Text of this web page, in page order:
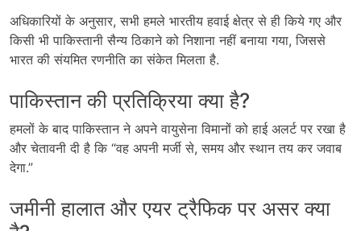
अधिकारियों के अनुसार, सभी हमले भारतीय हवाई क्षेत्र से ही किये गए और
किसी भी पाकिस्तानी सैन्य ठिकाने को निशाना नहीं बनाया गया, जिससे
भारत की संयमित रणनीति का संकेत मिलता है.
पाकिस्तान की प्रतिक्रिया क्या है?
हमलों के बाद पाकिस्तान ने अपने वायुसेना विमानों को हाई अलर्ट पर रखा है
और चेतावनी दी है कि “वह अपनी मर्जी से, समय और स्थान तय कर जवाब
देगा.”
जमीनी हालात और एयर ट्रैफिक पर असर क्या